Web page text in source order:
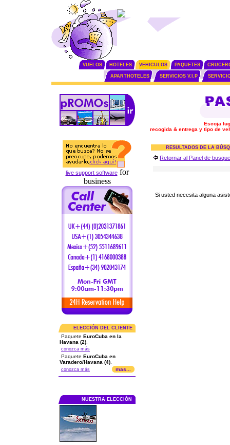
VUELOS HOTELES VEHICULOS PAQUETES
APARTHOTELES SERVICIOS V.I.P
live support softwarefor
business
ELECCIÓN DEL CLIENTE
Paquete EuroCuba en la
Havana (2)
conozca más
Paquete EuroCuba en
Varadero/Havana (4)
conozca más mas...
NUESTRA ELECCIÓN
Escoja
recogida & entrega y tipo de
RESULTADOS DE LA
Retornar al Panel de
Si usted necesita alguna